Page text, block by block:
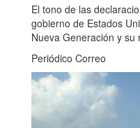
El tono de las
gobierno de Estados
Nueva Generación y
Periódico Correo